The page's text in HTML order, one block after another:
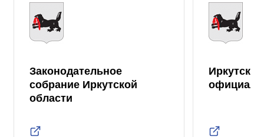
Законодательное
собрание Иркутской
области